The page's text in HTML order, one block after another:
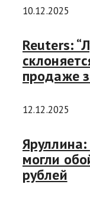
10.12.2025
Reuters:
продаже
12.12.2025
могли
рублей